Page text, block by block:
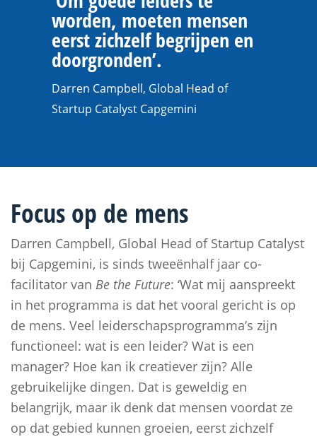
worden, moeten mensen
eerst zichzelf begrijpen en
doorgronden’.
Darren Campbell, Global Head of
Startup Catalyst Capgemini
Focus op de mens
Darren Campbell, Global Head of Startup Catalyst
bij Capgemini, is sinds tweeënhalf jaar co-
facilitator van Be the Future: ‘Wat mij aanspreekt
in het programma is dat het vooral gericht is op
de mens. Veel leiderschapsprogramma’s zijn
functioneel: wat is een leider? Wat is een
manager? Hoe kan ik creatiever zijn? Alle
gebruikelijke dingen. Dat is geweldig en
belangrijk, maar ik denk dat mensen voordat ze
op dat gebied kunnen groeien, eerst zichzelf